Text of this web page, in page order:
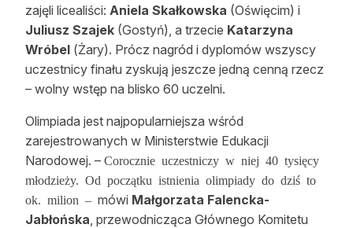
Archiwum
Kontakt
zajęli licealiści: Aniela Skałkowska (Oświęcim) i
Juliusz Szajek (Gostyń), a trzecie Katarzyna
Wróbel (Żary). Prócz nagród i dyplomów wszyscy
uczestnicy finału zyskują jeszcze jedną cenną rzecz
– wolny wstęp na blisko 60 uczelni.
Olimpiada jest najpopularniejsza wśród
zarejestrowanych w Ministerstwie Edukacji
Narodowej. – Corocznie uczestniczy w niej 40 tysięcy
młodzieży. Od początku istnienia olimpiady do dziś to
ok. milion – mówi Małgorzata Falencka-
Jabłońska, przewodnicząca Głównego Komitetu